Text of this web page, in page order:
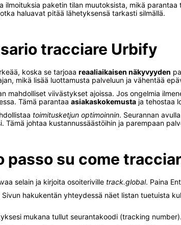
ilmoituksia paketin tilan muutoksista, mikä
haluavat pitää lähetyksensä tarkasti silmällä.
tracciare Urbify
koska se tarjoaa reaaliaikaisen näkyvyyden
mikä lisää luottamusta palveluun ja vähentää
mahdolliset viivästykset ajoissa. Jos ongelmia
Tämä parantaa asiakaskokemusta ja tehostaa
toimitusketjun optimoinnin. Seurannan
Tämä johtaa kustannussäästöihin ja parempaan
passo su come
selain ja kirjoita osoiteriville track.global. Paina
Sivun hakukentän yhteydessä näet listan tuetuista
mukana tullut seurantakoodi (tracking